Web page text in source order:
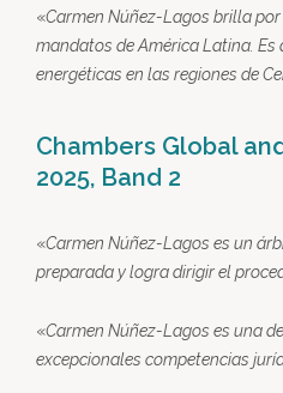
«Carmen Núñez-Lagos brilla
mandatos de América Latina. Es
energéticas en las regiones de
Chambers Global
2025, Band 2
«Carmen Núñez-Lagos es un
preparada y logra dirigir el
«Carmen Núñez-Lagos es una
excepcionales competencias